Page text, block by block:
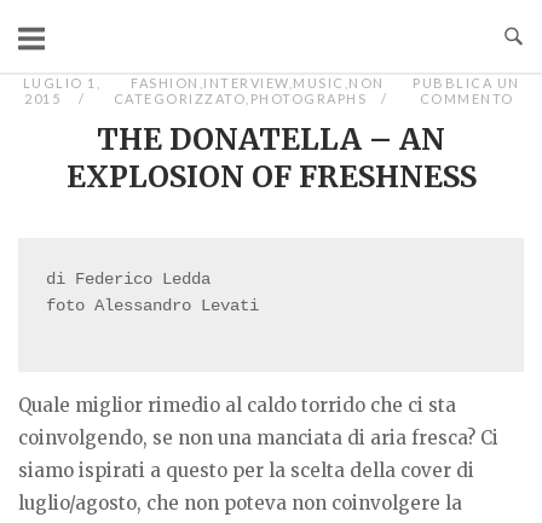
contenuto
LUGLIO 1,
2015
FASHION INTERVIEW MUSIC NON
CATEGORIZZATO PHOTOGRAPHS
PUBBLICA UN
COMMENTO
THE DONATELLA – AN
EXPLOSION OF FRESHNESS
di Federico Ledda
foto Alessandro Levati
Quale miglior rimedio al caldo torrido che ci sta
coinvolgendo, se non una manciata di aria fresca? Ci
siamo ispirati a questo per la scelta della cover di
luglio/agosto, che non poteva non coinvolgere la